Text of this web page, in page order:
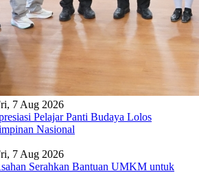
7 Aug 2026
Pelajar Panti Budaya Lolos
Nasional
7 Aug 2026
Serahkan Bantuan UMKM untuk